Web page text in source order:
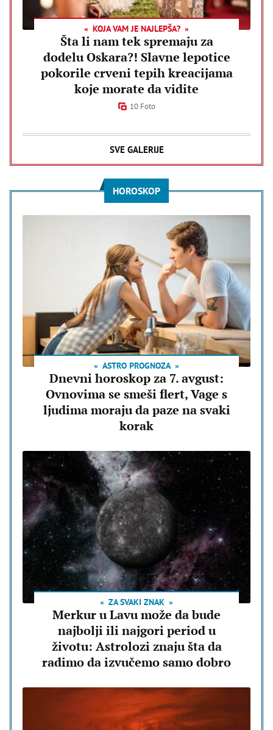
KOJA VAM JE NAJLEPŠA?
Šta li nam tek spremaju za
dodelu Oskara?! Slavne lepotice
pokorile crveni tepih kreacijama
koje morate da vidite
10 Foto
SVE GALERIJE
HOROSKOP
ASTRO PROGNOZA
Dnevni horoskop za 7. avgust:
Ovnovima se smeši flert, Vage s
ljudima moraju da paze na svaki
korak
ZA SVAKI ZNAK
Merkur u Lavu može da bude
najbolji ili najgori period u
životu: Astrolozi znaju šta da
radimo da izvučemo samo dobro